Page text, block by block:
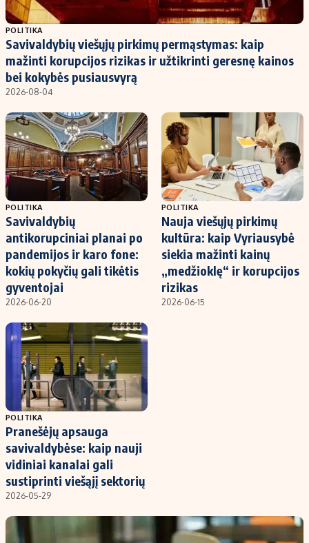
Populiarios temos
Investavimas
Akcijų rinka
Saulės elektrinės
Kriptovaliutos
Infliacija
Migracija
Titulinis
Nedarbo išmokos skaičiuoklė
Būsto finansai
Įdomios naujienos
Redakcija
Apie mus
Redakcijos politika
Privatumo politika
Turinio žymėjimo taisyklės
Regionų naujienos
Indėlių palūkanos
POLITIKA
Savivaldybių viešųjų pirkimų permąstymas: kaip
mažinti korupcijos rizikas ir užtikrinti geresnę kainos
bei kokybės pusiausvyrą
2026-08-04
POLITIKA
Savivaldybių
antikorupciniai planai po
pandemijos ir karo fone:
kokių pokyčių gali tikėtis
gyventojai
2026-06-20
POLITIKA
Nauja viešųjų pirkimų
kultūra: kaip Vyriausybė
siekia mažinti kainų
„medžioklę“ ir korupcijos
rizikas
2026-06-15
POLITIKA
Pranešėjų apsauga
savivaldybėse: kaip nauji
vidiniai kanalai gali
sustiprinti viešąjį sektorių
2026-05-29